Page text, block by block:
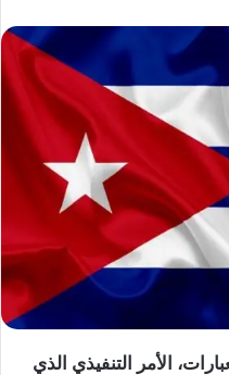
الأمر التنفيذي الذي